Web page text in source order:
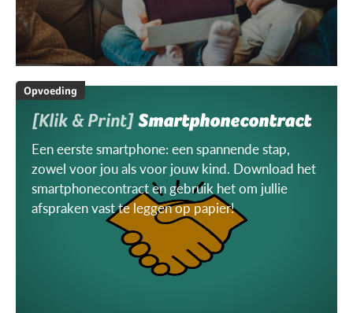
Opvoeding
[Klik & Print]Smartphonecontract
Een eerste smartphone: een spannende stap,
zowel voor jou als voor jouw kind. Download het
smartphonecontract en gebruik het om jullie
afspraken vast te leggen op papier!